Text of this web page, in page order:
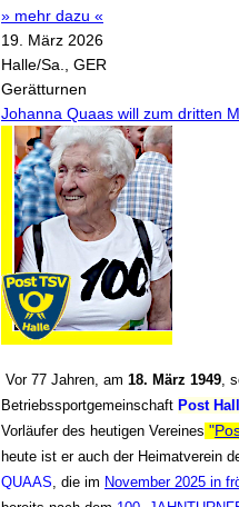
» mehr dazu «
19. März 2026
Halle/Sa., GER
Gerätturnen
Johanna Quaas will zum dritten
Vor 77 Jahren, am 18. März 1949,
Betriebssportgemeinschaft Post
Vorläufer des heutigen Vereines "
heute ist er auch der Heimatverein
QUAAS, die im November 2025 in